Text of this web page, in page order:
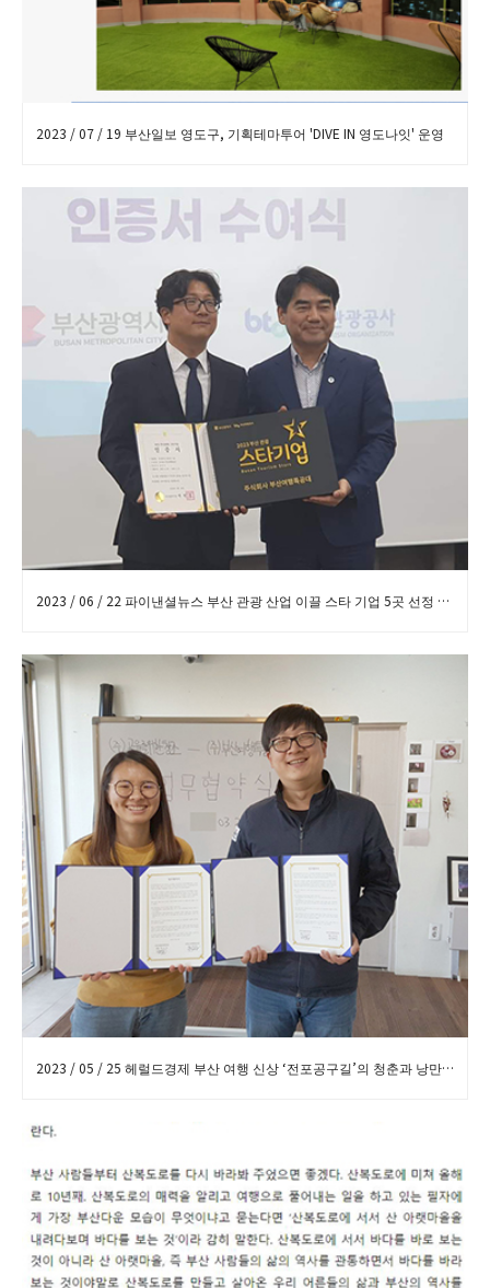
2023 / 07 / 19 부산일보 영도구, 기획테마투어 'DIVE IN 영도나잇' 운영
2023 / 06 / 22 파이낸셜뉴스 부산 관광 산업 이끌 스타 기업 5곳 선정 보도
2023 / 05 / 25 헤럴드경제 부산 여행 신상 ‘전포공구길’의 청춘과 낭만 보도